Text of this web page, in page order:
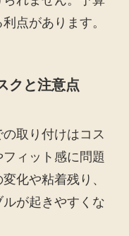
点があります。
クと注意点
取り付けはコス
ィット感に問題
化や粘着残り、
が起きやすくな